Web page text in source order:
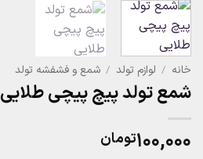
خانه / لوازم تولد / شمع و فشفشه تولد
شمع تولد پیچ پیچی طلایی
۱۰۰,۰۰۰تومان